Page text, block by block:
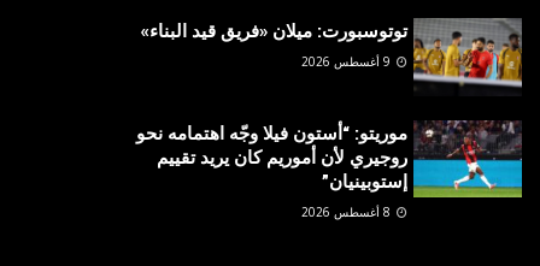
توتوسبورت: ميلان «فريق قيد البناء»
موريتو: “أستون فيلا وجّه اهتمامه نحو
روجيري لأن أموريم كان يريد تقييم
إستوبينيان”